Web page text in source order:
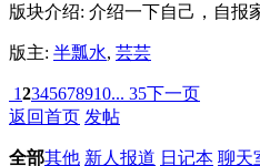
版块介绍: 介绍一下自己，自报
版主: 半瓢水, 芸芸
12345678910... 35下一页
返回首页 发帖
全部其他 新人报道 日记本 聊天